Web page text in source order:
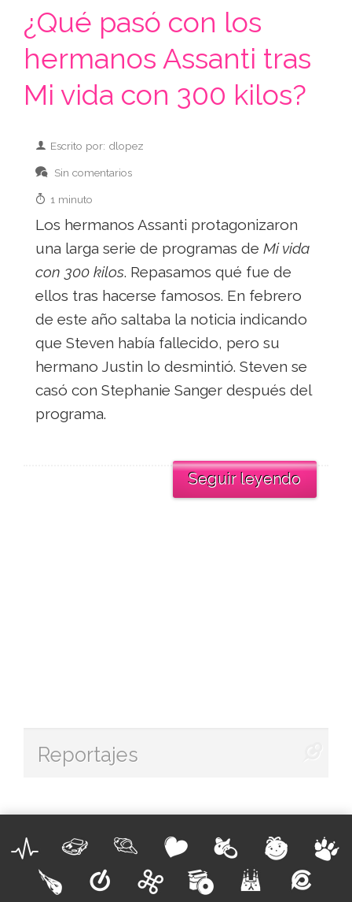
¿Qué pasó con los
hermanos Assanti tras
Mi vida con 300 kilos?
Escrito por: dlopez
Sin comentarios
1 minuto
Los hermanos Assanti protagonizaron
una larga serie de programas de Mi vida
con 300 kilos. Repasamos qué fue de
ellos tras hacerse famosos. En febrero
de este año saltaba la noticia indicando
que Steven había fallecido, pero su
hermano Justin lo desmintió. Steven se
casó con Stephanie Sanger después del
programa.
Seguir leyendo
Reportajes